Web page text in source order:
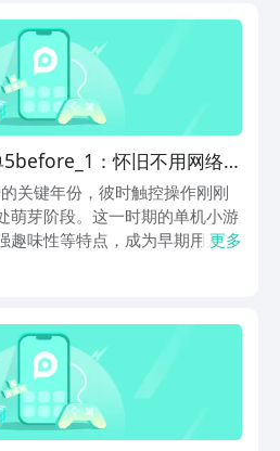
：怀旧不用网络游
关键年份，彼时触控操作刚刚
萌芽阶段。这一时期的单机小游
趣味性等特点，成为早期用户最
本文精选十款诞生于2009年前
更多